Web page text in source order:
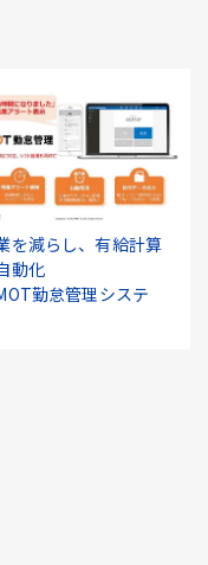
を減らし、有給計算
動化
勤怠管理システ